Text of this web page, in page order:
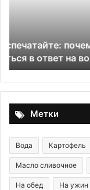
30.05.2020
Салат
Метки
Вода Картофель
Масло сливочное
На обед На ужин